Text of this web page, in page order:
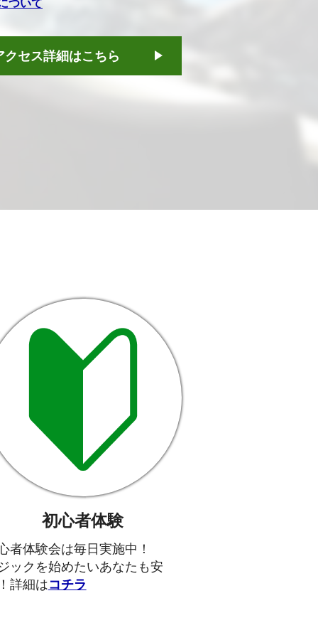
ついて
クセス詳細はこちら
初心者体験
者体験会は毎日実施中！
ックを始めたいあなたも安
詳細はコチラ